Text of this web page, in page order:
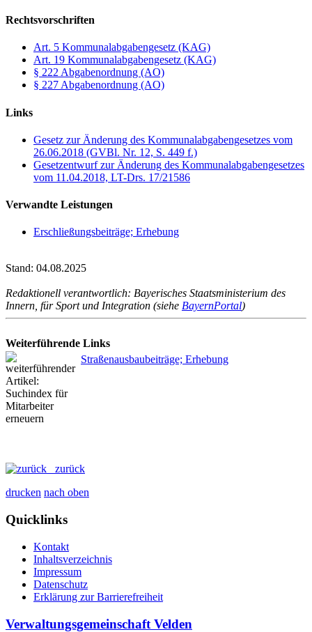
Rechtsvorschriften
Art. 5 Kommunalabgabengesetz (KAG)
Art. 19 Kommunalabgabengesetz (KAG)
§ 222 Abgabenordnung (AO)
§ 227 Abgabenordnung (AO)
Links
Gesetz zur Änderung des Kommunalabgabengesetzes vom
26.06.2018 (GVBl. Nr. 12, S. 449 f.)
Gesetzentwurf zur Änderung des Kommunalabgabengesetzes
vom 11.04.2018, LT-Drs. 17/21586
Verwandte Leistungen
Erschließungsbeiträge; Erhebung
Stand: 04.08.2025
Redaktionell verantwortlich: Bayerisches Staatsministerium des
Innern, für Sport und Integration (siehe BayernPortal)
Weiterführende Links
Straßenausbaubeiträge; Erhebung
zurück
drucken nach oben
Quicklinks
Kontakt
Inhaltsverzeichnis
Impressum
Datenschutz
Erklärung zur Barrierefreiheit
Verwaltungsgemeinschaft Velden